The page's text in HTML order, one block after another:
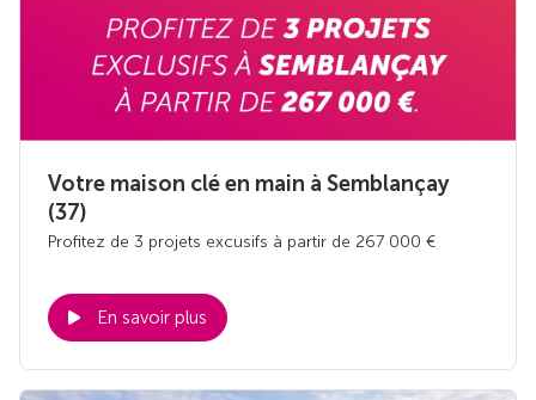
Votre maison clé en main à Semblançay
(37)
Profitez de 3 projets excusifs à partir de 267 000 €
En savoir plus